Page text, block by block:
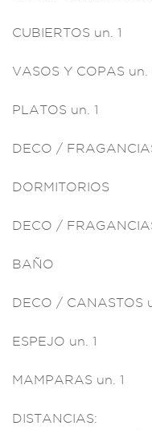
CUBIERTOS un . 1
VASOS Y COPAS un.
PLATOS un. 1
DECO /
DORMITORIOS
DECO /
BAÑO
DECO / CANASTOS
ESPEJO un. 1
MAMPARAS un. 1
DISTANCIAS: